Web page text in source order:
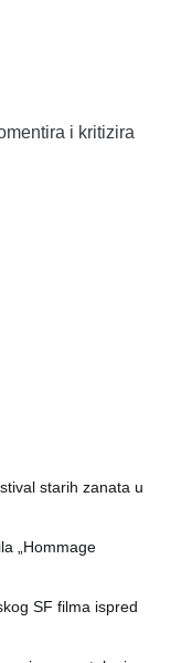
i kritizira
starih zanata u
„Hommage
SF filma ispred